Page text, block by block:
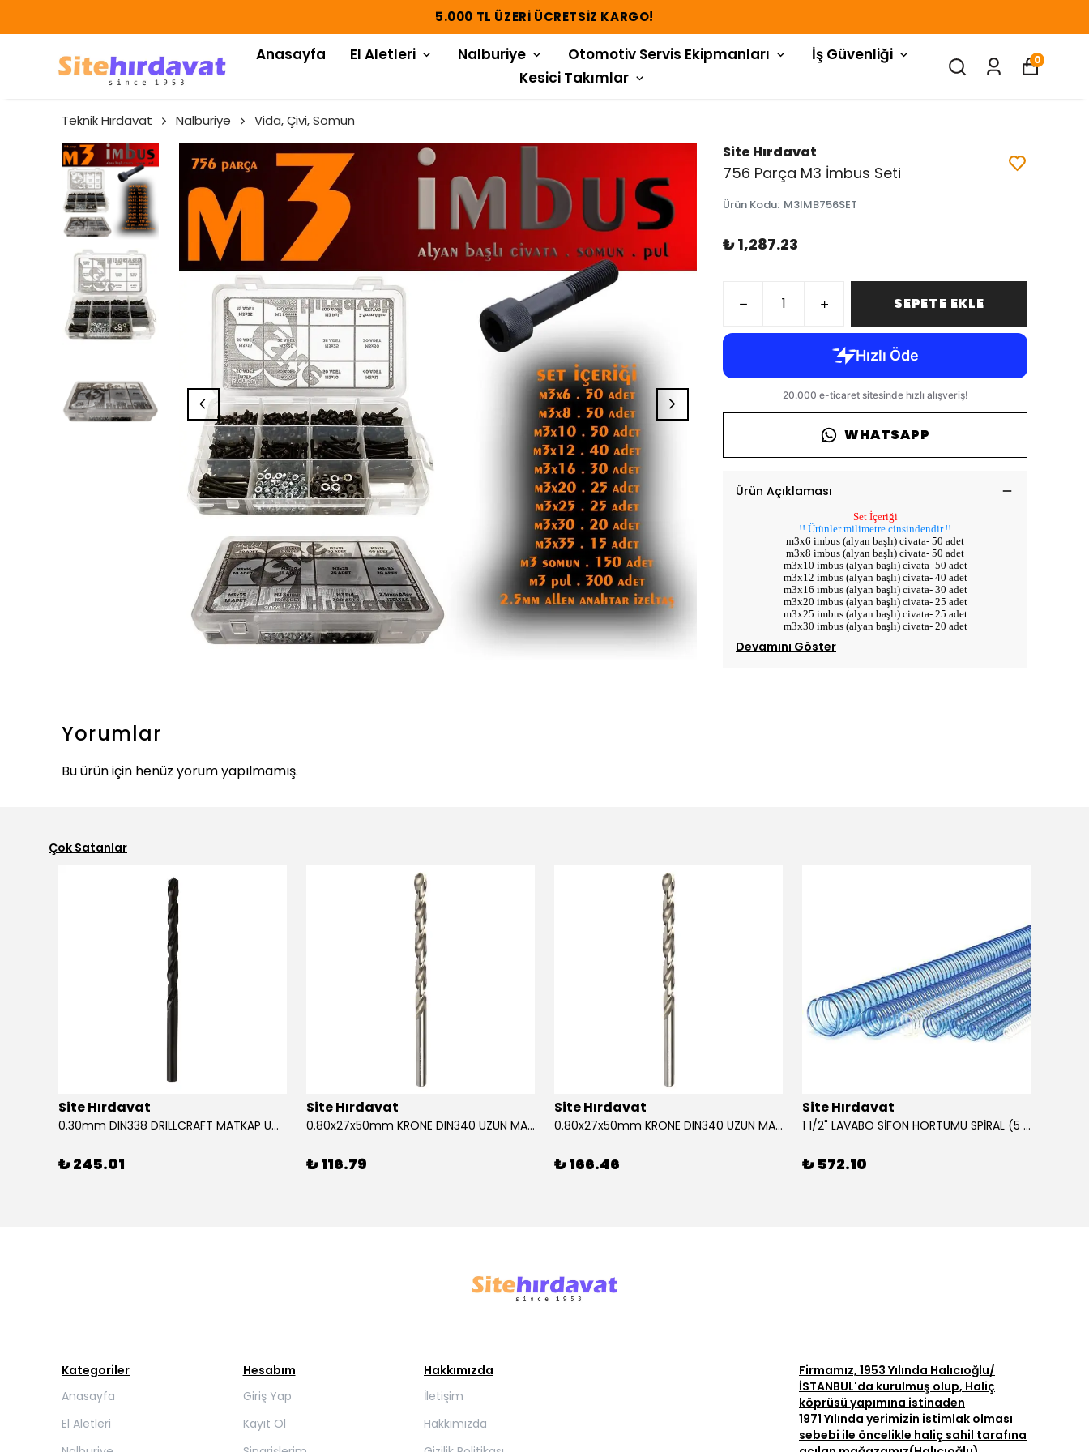
5.000 TL ÜZERI ÜCRETSIZ KARGO!
Anasayfa El Aletleri Nalburiye Otomotiv Servis Ekipmanları
İş Güvenliği
Kesici Takımlar
0
Teknik Hırdavat Nalburiye Vida, Çivi, Somun
Site Hırdavat
756 Parça M3 İmbus Seti
Ürün Kodu: M3IMB756SET
₺ 1,287.23
SEPETE EKLE
WHATSAPP
Ürün Açıklaması
Set İçeriği
!! Ürünler milimetre cinsindendir.!!
m3x6 imbus (alyan başlı) civata- 50 adet
m3x8 imbus (alyan başlı) civata- 50 adet
m3x10 imbus (alyan başlı) civata- 50 adet
m3x12 imbus (alyan başlı) civata- 40 adet
m3x16 imbus (alyan başlı) civata- 30 adet
m3x20 imbus (alyan başlı) civata- 25 adet
m3x25 imbus (alyan başlı) civata- 25 adet
m3x30 imbus (alyan başlı) civata- 20 adet
Devamını Göster
Yorumlar
Bu ürün için henüz yorum yapılmamış.
Çok Satanlar
Site Hırdavat
0.30mm DIN338 DRILLCRAFT MATKAP UCU HSS 10 Adet
₺ 245.01
Site Hırdavat
0.80x27x50mm KRONE DIN340 UZUN MATKAP UCU HSS 10 Adet
₺ 116.79
Site Hırdavat
0.80x27x50mm KRONE DIN340 UZUN MATKAP UCU HSS 10 Adet
₺ 166.46
Site Hırdavat
1 1/2" LAVABO SİFON HORTUMU SPİRAL (5 MT)
₺ 572.10
Kategoriler
Anasayfa
El Aletleri
Hesabım
Giriş Yap
Kayıt Ol
Hakkımızda
İletişim
Hakkımızda
Firmamız, 1953 Yılında Halıcıoğlu/
İSTANBUL'da kurulmuş olup, Haliç
köprüsü yapımına istinaden
1971 Yılında yerimizin istimlak olması
sebebi ile öncelikle haliç sahil tarafına